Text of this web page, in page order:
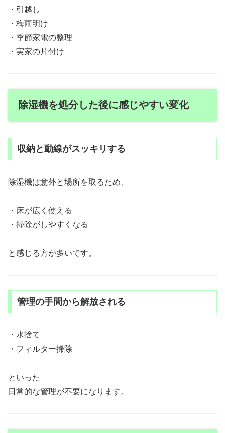
・引越し
・梅雨明け
・季節家電の整理
・実家の片付け
除湿機を処分した後に感じやすい変化
収納と動線がスッキリする
除湿機は意外と場所を取るため、
・床が広く使える
・掃除がしやすくなる
と感じる方が多いです。
管理の手間から解放される
・水捨て
・フィルター掃除
といった
日常的な管理が不要になります。